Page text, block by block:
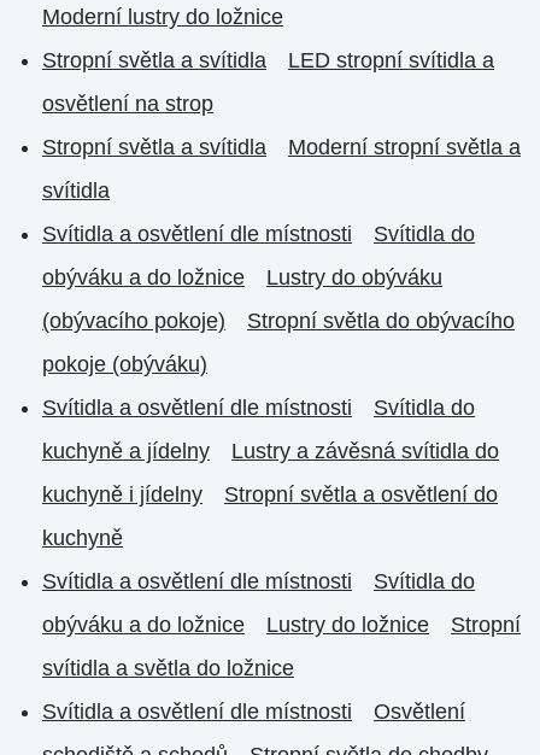
Moderní lustry do ložnice
Stropní světla a svítidla
LED stropní svítidla a
osvětlení na strop
Stropní světla a svítidla
Moderní stropní světla a
svítidla
Svítidla a osvětlení dle místnosti
Svítidla do
obýváku a do ložnice
Lustry do obýváku
(obývacího pokoje)
Stropní světla do obývacího
pokoje (obýváku)
Svítidla a osvětlení dle místnosti
Svítidla do
kuchyně a jídelny
Lustry a závěsná svítidla do
kuchyně i jídelny
Stropní světla a osvětlení do
kuchyně
Svítidla a osvětlení dle místnosti
Svítidla do
obýváku a do ložnice
Lustry do ložnice
Stropní
svítidla a světla do ložnice
Svítidla a osvětlení dle místnosti
Osvětlení